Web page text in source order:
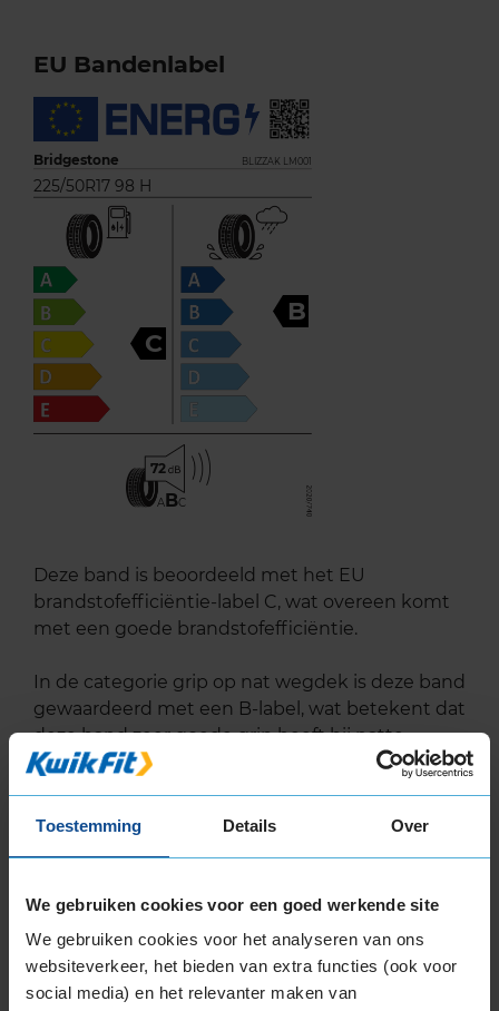
Toestemming Details Over
We gebruiken cookies voor een goed werkende site
We gebruiken cookies voor het analyseren van ons
websiteverkeer, het bieden van extra functies (ook voor
social media) en het relevanter maken van
EU Bandenlabel
Bridgestone BLIZZAK LM001
225/50R17 98 H
C
B
72
ABC
Deze band is beoordeeld met het EU
brandstofefficiëntie-label C, wat overeen komt
met een goede brandstofefficiëntie.
In de categorie grip op nat wegdek is deze band
gewaardeerd met een B-label, wat betekent dat
deze band zeer goede grip heeft bij natte
weersomstandigheden.
De band heeft een extern rolgeluid van 72 dB
met B-notering, wat betekent dat deze band
bandenlabel van deze band, klik dan hier